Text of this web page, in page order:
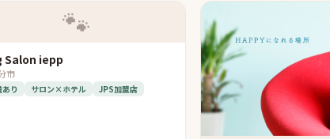
🐾
Salon iepp
市
り サロン×ホテル JPS加盟店